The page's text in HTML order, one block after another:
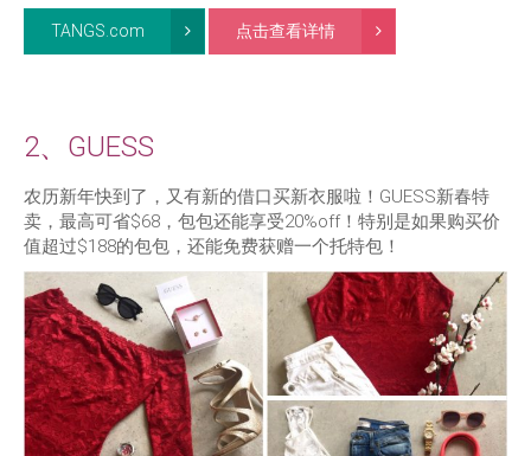
TANGS.com 点击查看详情
2、GUESS
农历新年快到了，又有新的借口买新衣服啦！GUESS新春特
卖，最高可省$68，包包还能享受20%off！特别是如果购买价
值超过$188的包包，还能免费获赠一个托特包！